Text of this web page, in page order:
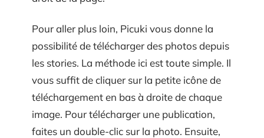
Pour aller plus loin, Picuki vous donne la
possibilité de télécharger des photos depuis
les stories. La méthode ici est toute simple. Il
vous suffit de cliquer sur la petite icône de
téléchargement en bas à droite de chaque
image. Pour télécharger une publication,
faites un double-clic sur la photo. Ensuite,